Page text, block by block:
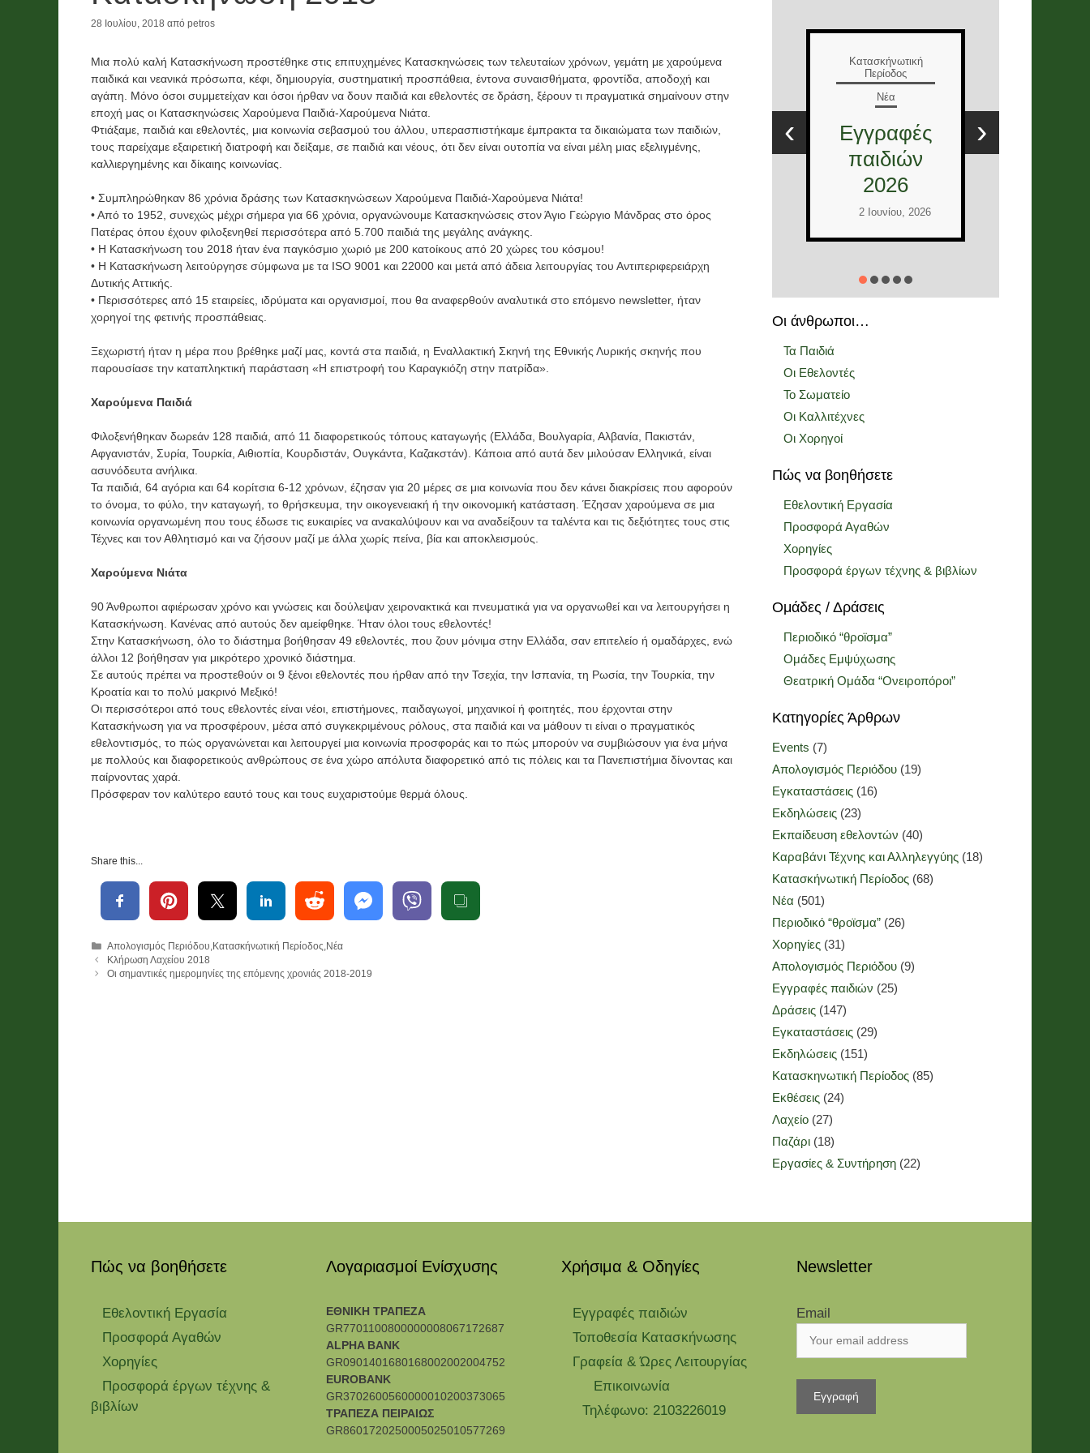
28 Ιουλίου, 2018 από petros
Mια πολύ καλή Κατασκήνωση προστέθηκε στις επιτυχημένες Κατασκηνώσεις των τελευταίων χρόνων, γεμάτη με χαρούμενα
παιδικά και νεανικά πρόσωπα, κέφι, δημιουργία, συστηματική προσπάθεια, έντονα συναισθήματα, φροντίδα, αποδοχή και
αγάπη. Μόνο όσοι συμμετείχαν και όσοι ήρθαν να δουν παιδιά και εθελοντές σε δράση, ξέρουν τι πραγματικά σημαίνουν στην
εποχή μας οι Κατασκηνώσεις Χαρούμενα Παιδιά-Χαρούμενα Νιάτα.
Φτιάξαμε, παιδιά και εθελοντές, μια κοινωνία σεβασμού του άλλου, υπερασπιστήκαμε έμπρακτα τα δικαιώματα των παιδιών,
τους παρείχαμε εξαιρετική διατροφή και δείξαμε, σε παιδιά και νέους, ότι δεν είναι ουτοπία να είναι μέλη μιας εξελιγμένης,
καλλιεργημένης και δίκαιης κοινωνίας.
• Συμπληρώθηκαν 86 χρόνια δράσης των Κατασκηνώσεων Χαρούμενα Παιδιά-Χαρούμενα Νιάτα!
• Από το 1952, συνεχώς μέχρι σήμερα για 66 χρόνια, οργανώνουμε Κατασκηνώσεις στον Άγιο Γεώργιο Μάνδρας στο όρος
Πατέρας όπου έχουν φιλοξενηθεί περισσότερα από 5.700 παιδιά της μεγάλης ανάγκης.
• Η Κατασκήνωση του 2018 ήταν ένα παγκόσμιο χωριό με 200 κατοίκους από 20 χώρες του κόσμου!
• Η Κατασκήνωση λειτούργησε σύμφωνα με τα ISO 9001 και 22000 και μετά από άδεια λειτουργίας του Αντιπεριφερειάρχη
Δυτικής Αττικής.
• Περισσότερες από 15 εταιρείες, ιδρύματα και οργανισμοί, που θα αναφερθούν αναλυτικά στο επόμενο newsletter, ήταν
χορηγοί της φετινής προσπάθειας.
Ξεχωριστή ήταν η μέρα που βρέθηκε μαζί μας, κοντά στα παιδιά, η Εναλλακτική Σκηνή της Εθνικής Λυρικής σκηνής που
παρουσίασε την καταπληκτική παράσταση «Η επιστροφή του Καραγκιόζη στην πατρίδα».
Χαρούμενα Παιδιά
Φιλοξενήθηκαν δωρεάν 128 παιδιά, από 11 διαφορετικούς τόπους καταγωγής (Ελλάδα, Βουλγαρία, Αλβανία, Πακιστάν,
Αφγανιστάν, Συρία, Τουρκία, Αιθιοπία, Κουρδιστάν, Ουγκάντα, Καζακστάν). Κάποια από αυτά δεν μιλούσαν Ελληνικά, είναι
ασυνόδευτα ανήλικα.
Τα παιδιά, 64 αγόρια και 64 κορίτσια 6-12 χρόνων, έζησαν για 20 μέρες σε μια κοινωνία που δεν κάνει διακρίσεις που αφορούν
το όνομα, το φύλο, την καταγωγή, το θρήσκευμα, την οικογενειακή ή την οικονομική κατάσταση. Έζησαν χαρούμενα σε μια
κοινωνία οργανωμένη που τους έδωσε τις ευκαιρίες να ανακαλύψουν και να αναδείξουν τα ταλέντα και τις δεξιότητες τους στις
Τέχνες και τον Αθλητισμό και να ζήσουν μαζί με άλλα χωρίς πείνα, βία και αποκλεισμούς.
Χαρούμενα Νιάτα
90 Άνθρωποι αφιέρωσαν χρόνο και γνώσεις και δούλεψαν χειρονακτικά και πνευματικά για να οργανωθεί και να λειτουργήσει η
Κατασκήνωση. Κανένας από αυτούς δεν αμείφθηκε. Ήταν όλοι τους εθελοντές!
Στην Κατασκήνωση, όλο το διάστημα βοήθησαν 49 εθελοντές, που ζουν μόνιμα στην Ελλάδα, σαν επιτελείο ή ομαδάρχες, ενώ
άλλοι 12 βοήθησαν για μικρότερο χρονικό διάστημα.
Σε αυτούς πρέπει να προστεθούν οι 9 ξένοι εθελοντές που ήρθαν από την Τσεχία, την Ισπανία, τη Ρωσία, την Τουρκία, την
Κροατία και το πολύ μακρινό Μεξικό!
Οι περισσότεροι από τους εθελοντές είναι νέοι, επιστήμονες, παιδαγωγοί, μηχανικοί ή φοιτητές, που έρχονται στην
Κατασκήνωση για να προσφέρουν, μέσα από συγκεκριμένους ρόλους, στα παιδιά και να μάθουν τι είναι ο πραγματικός
εθελοντισμός, το πώς οργανώνεται και λειτουργεί μια κοινωνία προσφοράς και το πώς μπορούν να συμβιώσουν για ένα μήνα
με πολλούς και διαφορετικούς ανθρώπους σε ένα χώρο απόλυτα διαφορετικό από τις πόλεις και τα Πανεπιστήμια δίνοντας και
παίρνοντας χαρά.
Πρόσφεραν τον καλύτερο εαυτό τους και τους ευχαριστούμε θερμά όλους.
Share this...
Κατηγορίες
Απολογισμός Περιόδου Κατασκήνωτική Περίοδος Νέα
Κλήρωση Λαχείου 2018
Οι σημαντικές ημερομηνίες της επόμενης χρονιάς 2018-2019
Νέα Χορηγίες
Λαχείο και
χορηγίες
χρημάτων
,
τροφίμων
και υλικών
2026
2 Ιουνίου, 2026
Τελείωσαν
τα
βιωματικά
2026
2 Ιουνίου, 2026
Κατασκήνωτική
Περίοδος
Νέα
Εγγραφές
παιδιών
2 Ιουνίου, 2026
Κατασκήνωτική
Νέα
Έλληνες
και
Διεθνείς
εθελοντές
2026
2 Ιουνίου, 2026
‹ ›
Οι άνθρωποι…
Τα Παιδιά
Οι Εθελοντές
Το Σωματείο
Οι Καλλιτέχνες
Οι Χορηγοί
Πώς να βοηθήσετε
Εθελοντική Εργασία
Προσφορά Αγαθών
Χορηγίες
Προσφορά έργων τέχνης & βιβλίων
Ομάδες / Δράσεις
Περιοδικό “θροϊσμα”
Ομάδες Εμψύχωσης
Θεατρική Ομάδα “Ονειροπόροι”
Κατηγορίες Άρθρων
Events (7)
Απολογισμός Περιόδου (19)
Εγκαταστάσεις (16)
Εκδηλώσεις (23)
Εκπαίδευση εθελοντών (40)
Καραβάνι Τέχνης και Αλληλεγγύης (18)
Κατασκήνωτική Περίοδος (68)
Νέα (501)
Περιοδικό “θροϊσμα” (26)
Χορηγίες (31)
Απολογισμός Περιόδου (9)
Εγγραφές παιδιών (25)
Δράσεις (147)
Εγκαταστάσεις (29)
Εκδηλώσεις (151)
Κατασκηνωτική Περίοδος (85)
Εκθέσεις (24)
Λαχείο (27)
Παζάρι (18)
Εργασίες & Συντήρηση (22)
Πώς να βοηθήσετε
Εθελοντική Εργασία
Προσφορά Αγαθών
Χορηγίες
Προσφορά έργων τέχνης &
βιβλίων
Λογαριασμοί Ενίσχυσης
ΕΘΝΙΚΗ ΤΡΑΠΕΖΑ
GR7701100800000008067172687
ALPHA BANK
GR0901401680168002002004752
EUROBANK
GR3702600560000010200373065
ΤΡΑΠΕΖΑ ΠΕΙΡΑΙΩΣ
GR8601720250005025010577269
Χρήσιμα & Οδηγίες
Eγγραφές παιδιών
Τοποθεσία Κατασκήνωσης
Γραφεία & Ώρες Λειτουργίας
Επικοινωνία
Τηλέφωνο: 2103226019
Newsletter
Email